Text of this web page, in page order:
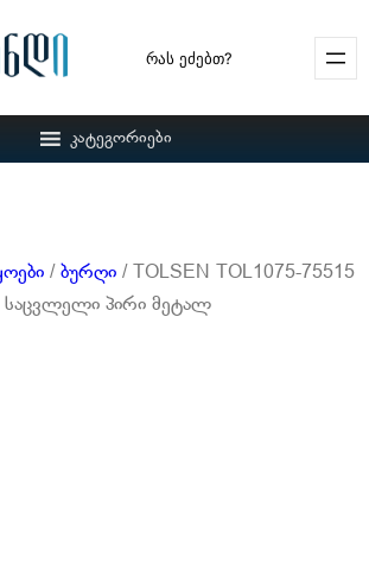
Search
კატეგორიები
/ ბურღი / TOLSEN TOL1075-75515
პირი მეტალ